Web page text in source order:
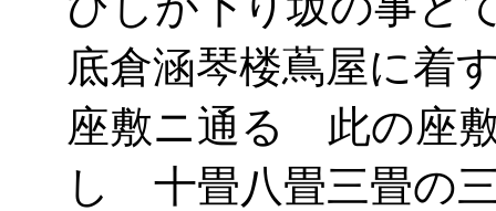
底倉涵琴楼蔦屋に着
座敷ニ通る 此の座
し 十畳八畳三畳の